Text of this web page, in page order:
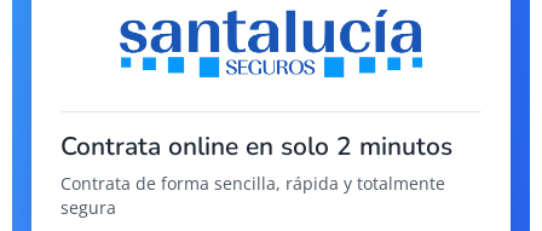
Contrata online en solo 2 minutos
Contrata de forma sencilla, rápida y totalmente
segura